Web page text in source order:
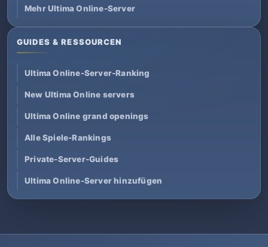
Mehr Ultima Online-Server
GUIDES & RESSOURCEN
Ultima Online-Server-Ranking
New Ultima Online servers
Ultima Online grand openings
Alle Spiele-Rankings
Private-Server-Guides
Ultima Online-Server hinzufügen